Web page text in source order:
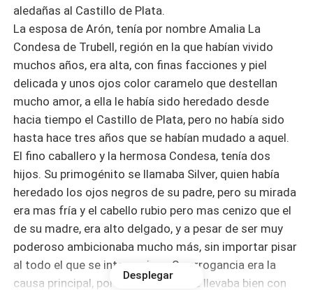
aledañas al Castillo de Plata.
La esposa de Arón, tenía por nombre Amalia La
Condesa de Trubell, región en la que habían vivido
muchos años, era alta, con finas facciones y piel
delicada y unos ojos color caramelo que destellan
mucho amor, a ella le había sido heredado desde
hacia tiempo el Castillo de Plata, pero no había sido
hasta hace tres años que se habían mudado a aquel.
El fino caballero y la hermosa Condesa, tenía dos
hijos. Su primogénito se llamaba Silver, quien había
heredado los ojos negros de su padre, pero su mirada
era mas fría y el cabello rubio pero mas cenizo que el
de su madre, era alto delgado, y a pesar de ser muy
poderoso ambicionaba mucho más, sin importar pisar
al todo el que se interpusiera. Su arrogancia era la
causa principal, por las cuales no se llevaba bien con
Desplegar